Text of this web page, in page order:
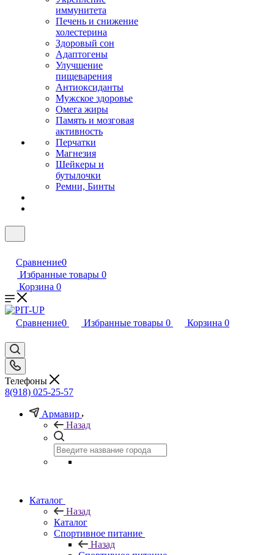
иммунитета
Печень и снижение
холестерина
Здоровый сон
Адаптогены
Улучшение
пищеварения
Антиоксиданты
Мужское здоровье
Омега жиры
Память и мозговая
активность
Перчатки
Магнезия
Шейкеры и
бутылочки
Ремни, Бинты
Сравнение0
Избранные товары 0
Корзина 0
Сравнение0 Избранные товары 0 Корзина 0
Телефоны
8(918) 025-25-57
Армавир
Назад
Каталог
Назад
Каталог
Спортивное питание
Назад